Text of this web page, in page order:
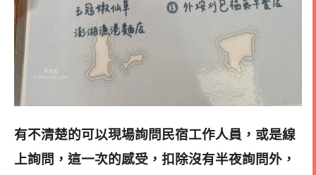
有不清楚的可以現場詢問民宿工作人員，或是線
上詢問，這一次的感受，扣除沒有半夜詢問外，